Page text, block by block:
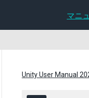
マニ
Unity User Manual